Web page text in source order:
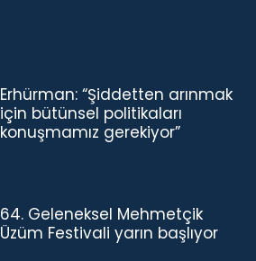
Erhürman: “Şiddetten arınmak
için bütünsel politikaları
konuşmamız gerekiyor”
64. Geleneksel Mehmetçik
Üzüm Festivali yarın başlıyor